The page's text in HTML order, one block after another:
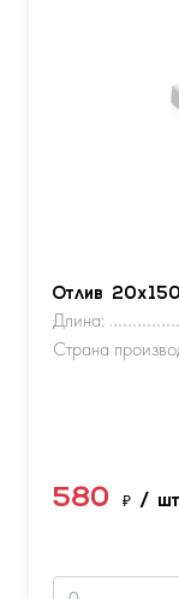
Отлив
Длина:
Страна
580 ₽ / шт